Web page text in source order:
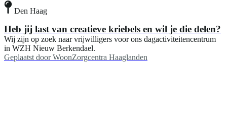
Den Haag
Heb jij last van creatieve kriebels en wil je die delen?
Wij zijn op zoek naar vrijwilligers voor ons dagactiviteitencentrum
in WZH Nieuw Berkendael.
Geplaatst door WoonZorgcentra Haaglanden